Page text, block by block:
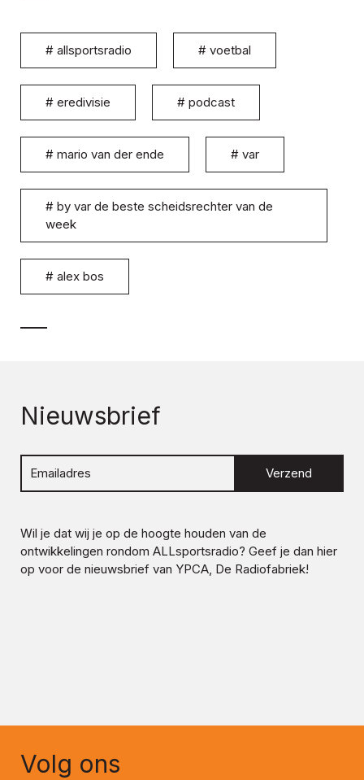
# allsportsradio # voetbal
# eredivisie # podcast
# mario van der ende # var
# by var de beste scheidsrechter van de
week
# alex bos
Nieuwsbrief
Verzend
Wil je dat wij je op de hoogte houden van de
ontwikkelingen rondom ALLsportsradio? Geef je dan hier
op voor de nieuwsbrief van YPCA, De Radiofabriek!
Volg ons